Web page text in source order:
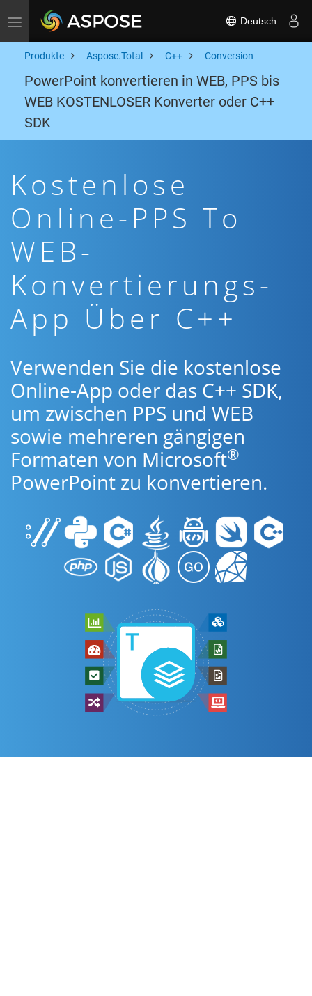
Toggle navigation Deutsch
Produkte Aspose.Total C++ Conversion
PowerPoint konvertieren in WEB, PPS bis
WEB KOSTENLOSER Konverter oder C++
SDK
Kostenlose
Online-PPS To
WEB-
Konvertierungs-
App Über C++
Verwenden Sie die kostenlose
Online-App oder das C++ SDK,
um zwischen PPS und WEB
sowie mehreren gängigen
Formaten von Microsoft®
PowerPoint zu konvertieren.